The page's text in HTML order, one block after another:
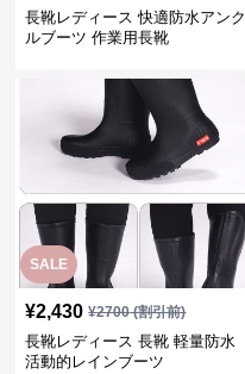
長靴レディース 快適防水アンク
ルブーツ 作業用長靴
SALE
¥2,430 ¥2700(割引前)
長靴レディース 長靴 軽量防水
活動的レインブーツ